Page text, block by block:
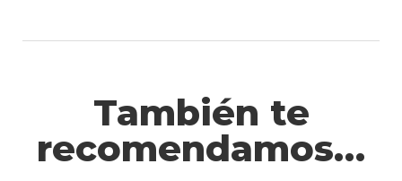
También te
recomendamos…